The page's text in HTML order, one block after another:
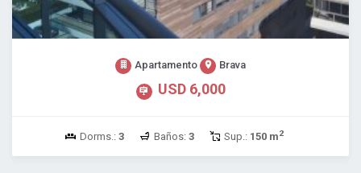
Apartamento Brava
USD 6,000
Dorms.: 3 Baños: 3 Sup.: 150 m2